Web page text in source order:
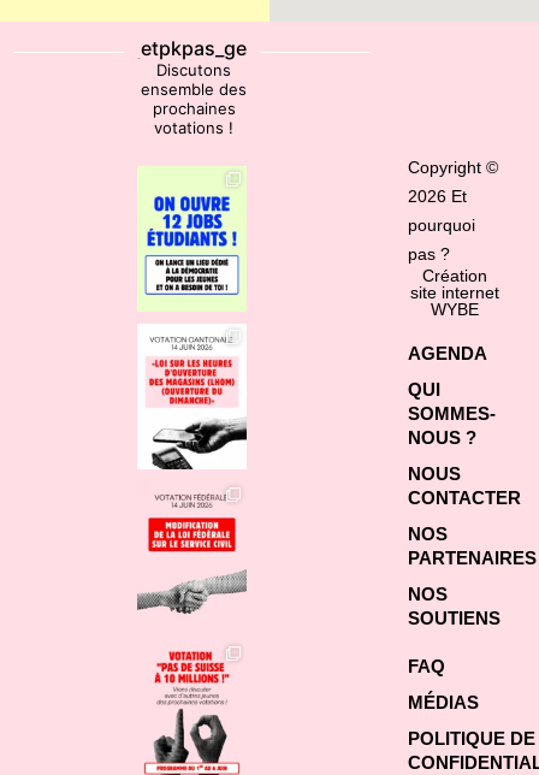
etpkpas_ge
Discutons
ensemble des
prochaines
votations !
Copyright ©
2026 Et
pourquoi
pas ?
Création
site internet
WYBE
AGENDA
QUI
SOMMES-
NOUS ?
NOUS
CONTACTER
NOS
PARTENAIRES
NOS
SOUTIENS
FAQ
MÉDIAS
POLITIQUE DE